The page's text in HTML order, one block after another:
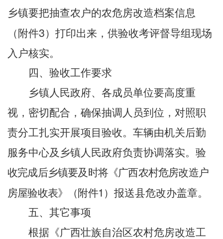
乡镇要把抽查农户的农危房改造档案信息
（附件3）打印出来，供验收考评督导组现场
入户核实。
四、验收工作要求
乡镇人民政府、各成员单位要高度重
视，密切配合，确保抽调人员到位 ， 对照职
责分工扎实开展项目验收。 车辆由机关后勤
服务中心及乡镇人民政府负责协调落实。 验
收完成后乡镇要及时将《广西农村危房改造户
房屋验收表》（附件1 ）报送县危改办盖章。
五、其它事项
根据《广西壮族自治区农村危房改造工